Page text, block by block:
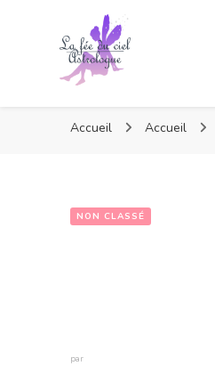
Accueil Accueil
NON CLASSÉ
par